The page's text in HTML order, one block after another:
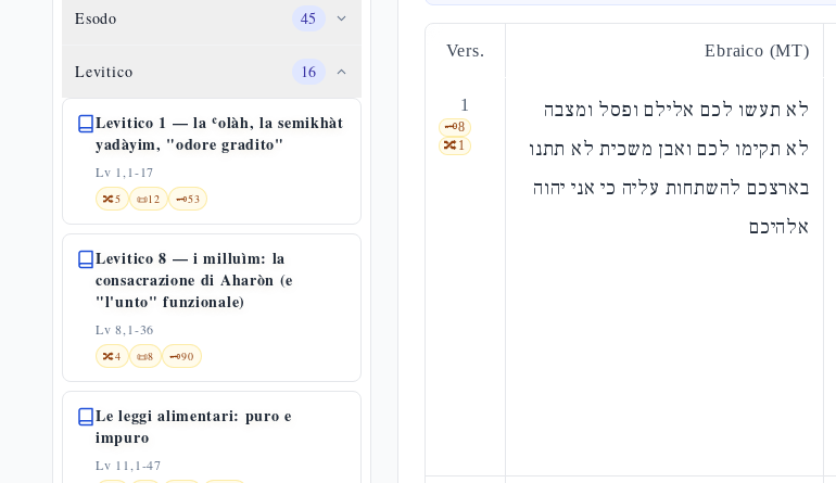
Esodo 45
Levitico 16
Levitico 1 — la ʿolàh, la semikhàt
yadàyim, "odore gradito"
Lv 1,1-17
🔀5 📜12 🗝️53
Levitico 8 — i milluìm: la
consacrazione di Aharòn (e
"l'unto" funzionale)
Lv 8,1-36
🔀4 📜8 🗝️90
Le leggi alimentari: puro e
impuro
Lv 11,1-47
Vers. Ebraico (MT)
1
🗝️8
🔀1
לא תעשו לכם אלילם ופסל ומצבה
לא תקימו לכם ואבן משכית לא תתנו
בארצכם להשתחות עליה כי אני יהוה
אלהיכם